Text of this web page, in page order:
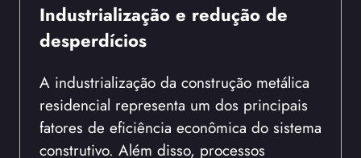
Industrialização e redução de
desperdícios
A industrialização da construção metálica
residencial representa um dos principais
fatores de eficiência econômica do sistema
construtivo. Além disso, processos